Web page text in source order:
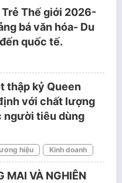
Thế giới 2026-
bá văn hóa- Du
quốc tế.
thập kỷ Queen
với chất lượng
người tiêu dùng
hiệu Kinh doanh
MAI VÀ NGHIÊN